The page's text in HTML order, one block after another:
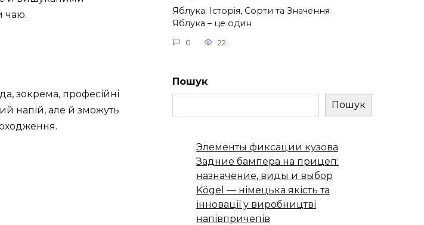
чаю.
зокрема, професійні
напій, але й зможуть
Яблука: Історія, Сорти та Значення
Яблука – це один
0 22
Пошук
Пошук
Элементы фиксации кузова
Задние бампера на прицеп:
назначение, виды и выбор
Kögel — німецька якість та
інновації у виробництві
напівпричепів